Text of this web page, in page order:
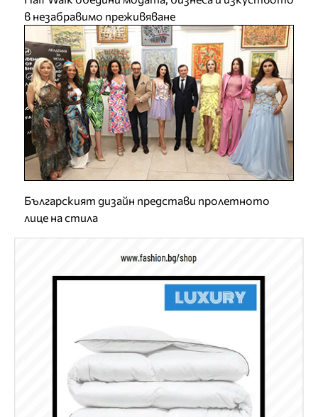
в незабравимо преживяване
Българският дизайн представи пролетното
лице на стила